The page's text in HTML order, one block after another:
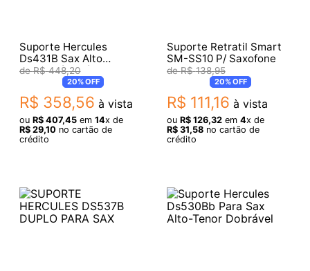
Suporte Hercules
Ds431B Sax Alto
Travlite (7981)
R$ 448,20
20%OFF
R$ 358,56 à vista
ou R$ 407,45em 14x de
R$ 29,10no cartão de
crédito
Suporte Retratil Smart
SM-SS10 P/ Saxofone
R$ 138,95
20%OFF
R$ 111,16 à vista
ou R$ 126,32em 4x de
R$ 31,58no cartão de
crédito